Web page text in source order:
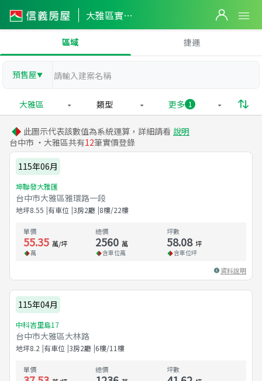
大雅區實價登錄
區域 捷運
預售屋▼
大雅區 類型 更多 1
此圖示代表該數值為系統運算，詳細請看 說明
台中市 ・大雅區共有12筆實價登錄
115年06月
坤聯發大雅匯
台中市大雅區雅環路一段
地坪8.55 有車位 3房2廳 8樓/22樓
單價
55.35 萬/坪
萬
總價
2560 萬
含車位萬
坪數
58.08 坪
含車位坪
資料說明
115年04月
中科峇里島17
台中市大雅區大林路
地坪8.2 有車位 3房2廳 6樓/11樓
單價 總價 坪數